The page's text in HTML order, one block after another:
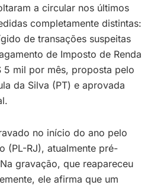
a circular nos últimos
completamente distintas:
de transações suspeitas
de Imposto de Renda
5 mil por mês, proposta pelo
da Silva (PT) e aprovada
no início do ano pelo
(PL-RJ), atualmente pré-
gravação, que reapareceu
ele afirma que um